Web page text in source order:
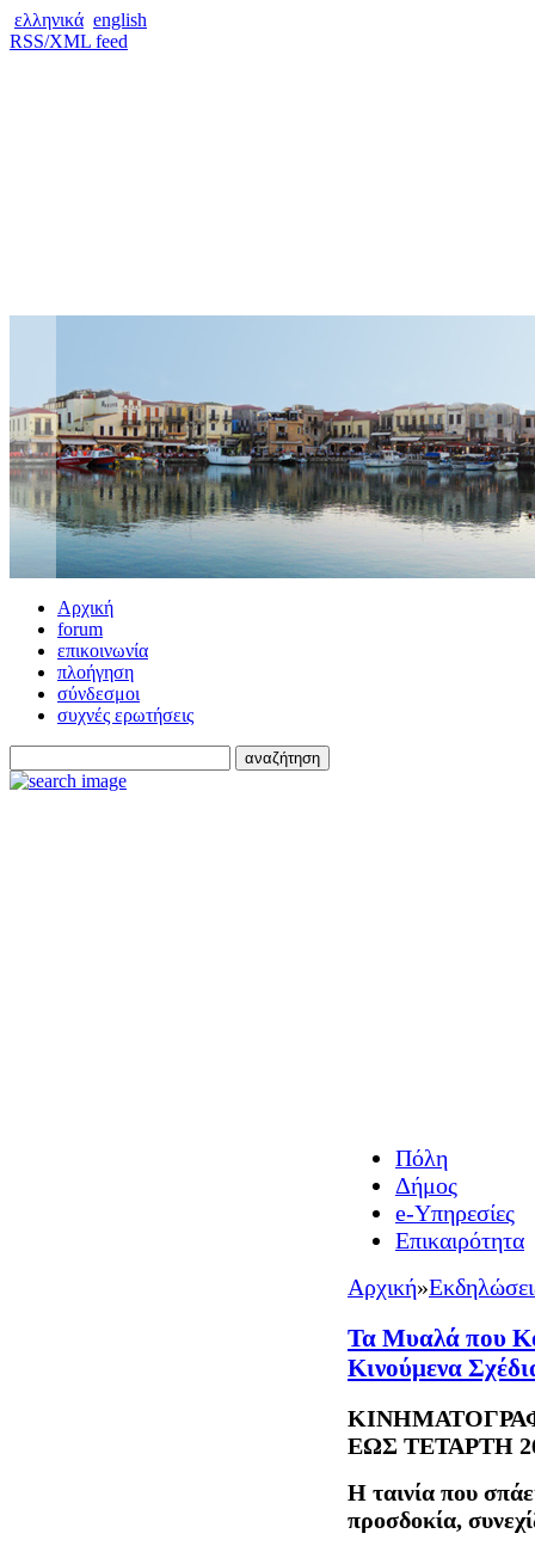
ελληνικά english
RSS/XML feed
Αρχική
forum
επικοινωνία
πλοήγηση
σύνδεσμοι
συχνές ερωτήσεις
Πόλη
Δήμος
e-Υπηρεσίες
Επικαιρότητα
Αρχική»
Τα Μυαλά που
Κινούμενα
ΕΩΣ ΤΕΤΑΡΤΗ
Η ταινία που
προσδοκία,